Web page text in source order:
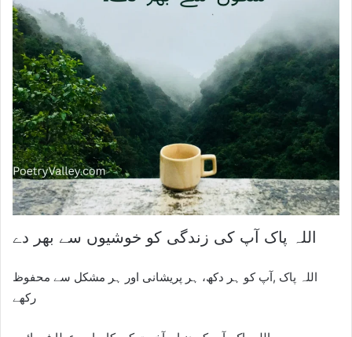
اللہ پاک آپ کی زندگی کو خوشیوں سے بھر دے
اللہ پاک ,آپ کو ہر دکھ، ہر پریشانی اور ہر مشکل سے محفوظ
رکھے